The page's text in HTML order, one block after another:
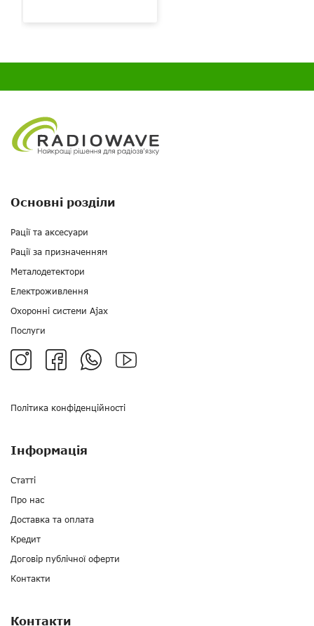
Політика конфіденційності
Основні розділи
Рації та аксесуари
Рації за призначенням
Металодетектори
Електроживлення
Охоронні системи Ajax
Послуги
Інформація
Статті
Про нас
Доставка та оплата
Кредит
Договір публічної оферти
Контакти
Контакти